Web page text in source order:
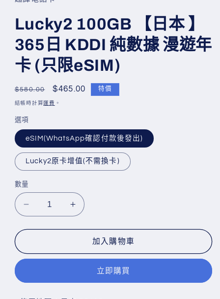
視
開
啟
多
案
Lucky2 100GB 【日本 】
365日 KDDI 純數據 漫遊年
卡 (只限eSIM)
定
價
$580.00
售
價
$465.00 特價
結帳時計算運費 。
選項
eSIM(WhatsApp確認付款後發出)
Lucky2原卡增值(不需換卡)
數量
Lucky2
100GB
【日
】
日
Lucky2
100GB
【日
】
日
加入購物車
立即購買